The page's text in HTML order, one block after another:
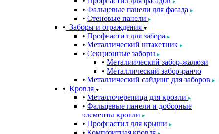
Фальцевые панели для фасада
Стеновые панели
Заборы и ограждения
Профнастил для забора
Металлический штакетник
Секционные заборы
Металиический забор-жалюзи
Металлический забор-ранчо
Металлический сайдинг для заборов
Кровля
Металлочерепица для кровли
Фальцевые панели и доборные
элементы кровли
Профнастил для крыши
Композитная кровля